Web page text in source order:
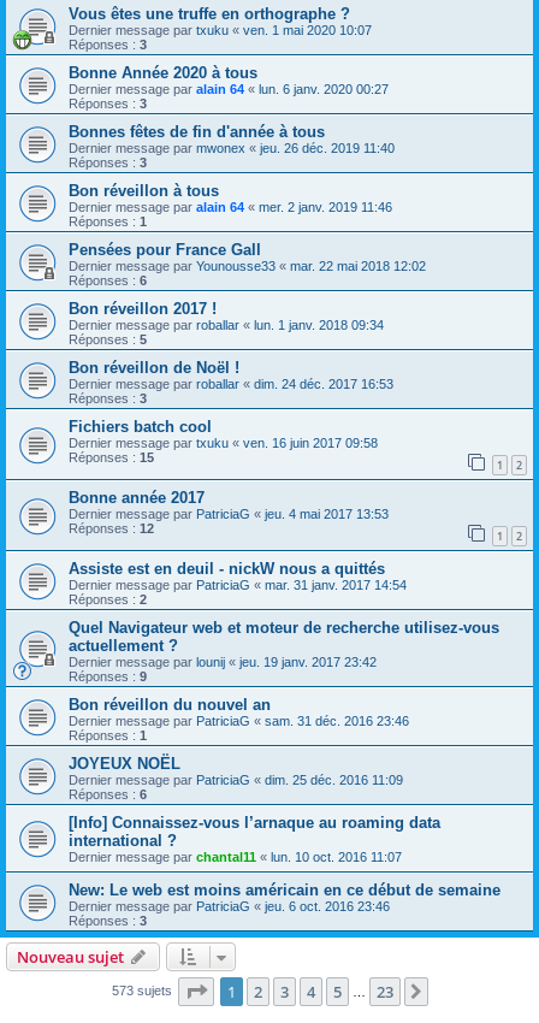
Vous êtes une truffe en orthographe ?
Dernier message par txuku « ven. 1 mai 2020 10:07
Réponses : 3
Bonne Année 2020 à tous
Dernier message par alain 64 « lun. 6 janv. 2020 00:27
Réponses : 3
Bonnes fêtes de fin d'année à tous
Dernier message par mwonex « jeu. 26 déc. 2019 11:40
Réponses : 3
Bon réveillon à tous
Dernier message par alain 64 « mer. 2 janv. 2019 11:46
Réponses : 1
Pensées pour France Gall
Dernier message par Younousse33 « mar. 22 mai 2018 12:02
Réponses : 6
Bon réveillon 2017 !
Dernier message par roballar « lun. 1 janv. 2018 09:34
Réponses : 5
Bon réveillon de Noël !
Dernier message par roballar « dim. 24 déc. 2017 16:53
Réponses : 3
Fichiers batch cool
Dernier message par txuku « ven. 16 juin 2017 09:58
Réponses : 15 1 2
Bonne année 2017
Dernier message par PatriciaG « jeu. 4 mai 2017 13:53
Réponses : 12 1 2
Assiste est en deuil - nickW nous a quittés
Dernier message par PatriciaG « mar. 31 janv. 2017 14:54
Réponses : 2
Quel Navigateur web et moteur de recherche utilisez-vous
actuellement ?
Dernier message par lounij « jeu. 19 janv. 2017 23:42
Réponses : 9
Bon réveillon du nouvel an
Dernier message par PatriciaG « sam. 31 déc. 2016 23:46
Réponses : 1
JOYEUX NOËL
Dernier message par PatriciaG « dim. 25 déc. 2016 11:09
Réponses : 6
[Info] Connaissez-vous l’arnaque au roaming data
international ?
Dernier message par chantal11 « lun. 10 oct. 2016 11:07
New: Le web est moins américain en ce début de semaine
Dernier message par PatriciaG « jeu. 6 oct. 2016 23:46
Réponses : 3
Nouveau sujet
573 sujets Page 1sur23
1 2 3 4 5 23